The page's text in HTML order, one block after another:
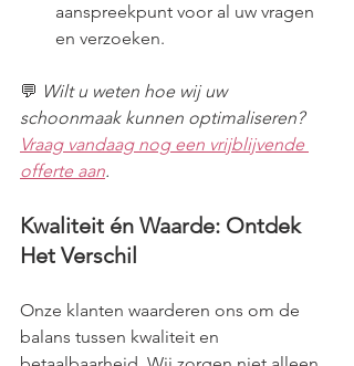
aanspreekpunt voor al uw vragen
en verzoeken.
💬 Wilt u weten hoe wij uw
schoonmaak kunnen optimaliseren?
Vraag vandaag nog een vrijblijvende
offerte aan.
Kwaliteit én Waarde: Ontdek
Het Verschil
Onze klanten waarderen ons om de
balans tussen kwaliteit en